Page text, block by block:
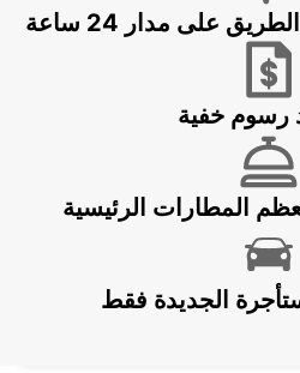
STOCKHOLM SKODA
UPPLANDS VASBY - SWEDEN
VALLENTUNA
على مدار 24 ساعة
رسوم خفية
الجديدة فقط